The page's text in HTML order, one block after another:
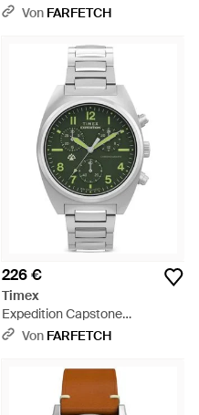
Von FARFETCH
226 €
Timex
Expedition Capstone
Chronograph 41Mm - Grün
Von FARFETCH